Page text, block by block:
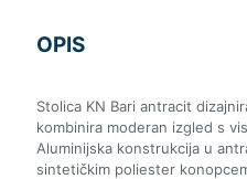
OPIS
Stolica KN Bari antracit
kombinira moderan izgled s
Aluminijska konstrukcija u
sintetičkim poliester